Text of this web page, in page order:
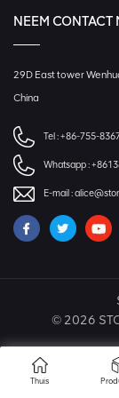
NEEM CONTACT
29D East tower
China
Tel :+86-755-
Whatsapp :
E-mail :
© 2026
Thuis